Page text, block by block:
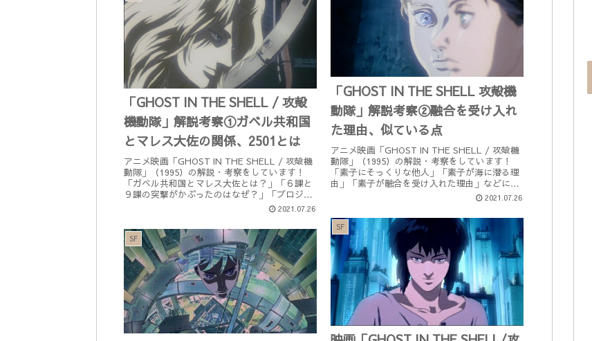
「GHOST IN THE SHELL 攻殻機
動隊」解説考察②融合を受け入れ
た理由、似ている点
アニメ映画「GHOST IN THE SHELL / 攻殻機
動隊」（1995）の解説・考察をしています！
「素子にそっくりな他人」「素子が海に潜る理
由」「素子が融合を受け入れた理由」などにつ
いて書いてます。鑑賞済みの方のための解説記
2021.07.26
「GHOST IN THE SHELL / 攻殻
機動隊」解説考察①ガベル共和国
とマレス大佐の関係、2501とは
アニメ映画「GHOST IN THE SHELL / 攻殻機
動隊」（1995）の解説・考察をしています！
「ガベル共和国とマレス大佐とは？」「６課と
９課の突撃がかぶったのはなぜ？」「プロジェ
クト2501とは？」について書いてます。鑑賞済
2021.07.26
SF
SF